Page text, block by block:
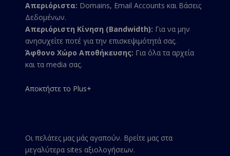
Απεριόριστα: Domains, Email Accounts και Βάσεις
Δεδομένων.
Απεριόριστη Κίνηση (Bandwidth): Για να μην
ανησυχείτε ποτέ για την επισκεψιμότητά σας.
Άφθονο Χώρο Αποθήκευσης: Για όλα τα αρχεία
και τα media σας.
Αποκτήστε το Plus+
Οι πελάτες μας μάς αγαπούν. Βρείτε μας στα
μεγαλύτερα sites αξιολογήσεων.